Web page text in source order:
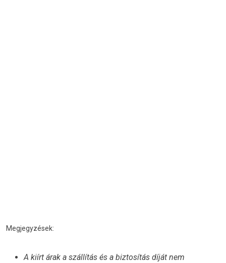
Megjegyzések:
A kiírt árak a szállítás és a biztosítás díját nem